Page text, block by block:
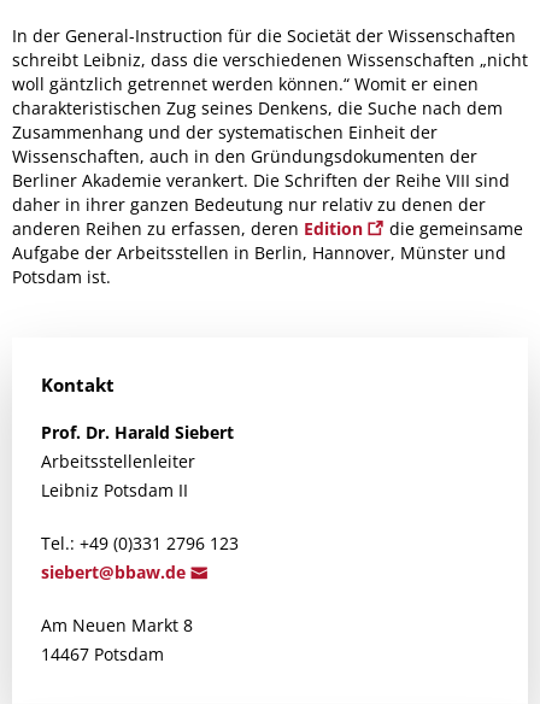
In der General-Instruction für die Societät der Wissenschaften
schreibt Leibniz, dass die verschiedenen Wissenschaften „nicht
woll gäntzlich getrennet werden können.“ Womit er einen
charakteristischen Zug seines Denkens, die Suche nach dem
Zusammenhang und der systematischen Einheit der
Wissenschaften, auch in den Gründungsdokumenten der
Berliner Akademie verankert. Die Schriften der Reihe VIII sind
daher in ihrer ganzen Bedeutung nur relativ zu denen der
anderen Reihen zu erfassen, deren Edition
die gemeinsame
Aufgabe der Arbeitsstellen in Berlin, Hannover, Münster und
Potsdam ist.
Kontakt
Prof. Dr. Harald Siebert
Arbeitsstellenleiter
Leibniz Potsdam II
Tel.: +49 (0)331 2796 123
siebert@bbaw.de
Am Neuen Markt 8
14467 Potsdam